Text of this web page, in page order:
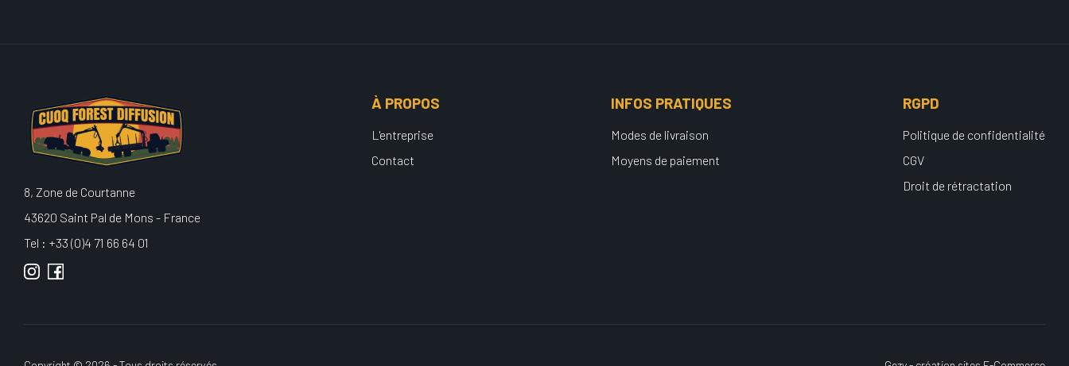
8, Zone de Courtanne
43620 Saint Pal de Mons - France
Tel : +33 (0)4 71 66 64 01
À PROPOS
L'entreprise
Contact
INFOS PRATIQUES
Modes de livraison
Moyens de paiement
RGPD
Politique de confidentialité
CGV
Droit de rétractation